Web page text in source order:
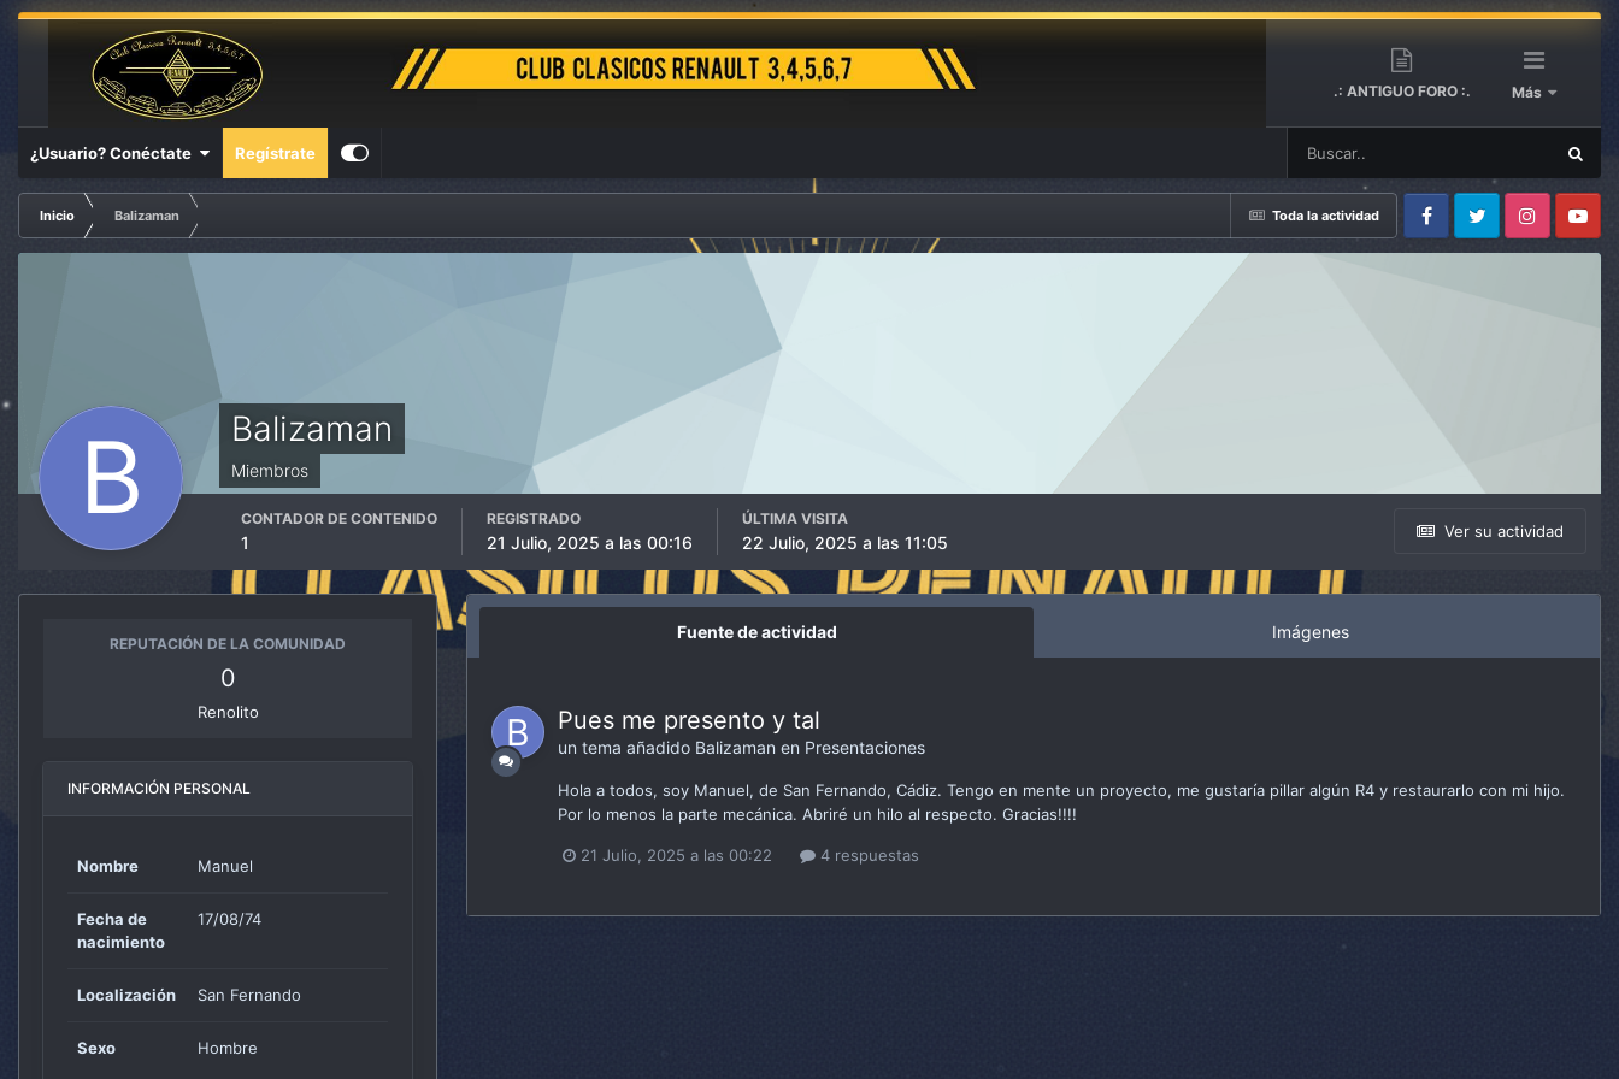
.: ANTIGUO FORO :. Más
¿Usuario? Conéctate Regístrate
Toda la actividad
Inicio
Balizaman
FacebookTwitter InstagramYoutube
Balizaman
Miembros
Ver su actividad
CONTADOR DE CONTENIDO
1
REGISTRADO
21 Julio, 2025 a las 00:16
ÚLTIMA VISITA
22 Julio, 2025 a las 11:05
REPUTACIÓN DE LA COMUNIDAD
0
Renolito
INFORMACIÓN PERSONAL
Nombre Manuel
Fecha de
nacimiento
17/08/74
Localización San Fernando
Sexo Hombre
Fuente de actividad Imágenes
Pues me presento y tal
un tema añadido Balizaman en Presentaciones
Hola a todos, soy Manuel, de San Fernando, Cádiz. Tengo en mente un proyecto, me gustaría pillar algún R4 y restaurarlo con mi hijo.
Por lo menos la parte mecánica. Abriré un hilo al respecto. Gracias!!!!
21 Julio, 2025 a las 00:22 4 respuestas